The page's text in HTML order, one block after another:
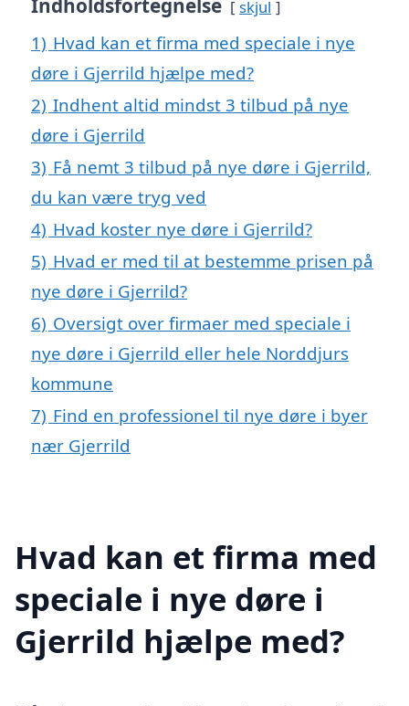
Indholdsfortegnelse skjul
1) Hvad kan et firma med speciale i nye
døre i Gjerrild hjælpe med?
2) Indhent altid mindst 3 tilbud på nye
døre i Gjerrild
3) Få nemt 3 tilbud på nye døre i Gjerrild,
du kan være tryg ved
4) Hvad koster nye døre i Gjerrild?
5) Hvad er med til at bestemme prisen på
nye døre i Gjerrild?
6) Oversigt over firmaer med speciale i
nye døre i Gjerrild eller hele Norddjurs
kommune
7) Find en professionel til nye døre i byer
nær Gjerrild
Hvad kan et firma med
speciale i nye døre i
Gjerrild hjælpe med?